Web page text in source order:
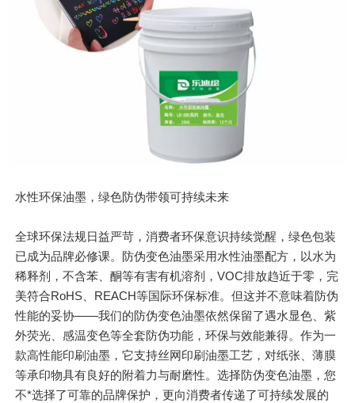
水性环保油墨，绿色防伪带领可持续未来
全球环保法规日益严苛，消费者环保意识持续觉醒，绿色包装
已成为品牌必修课。防伪变色油墨采用水性油墨配方，以水为
稀释剂，不含苯、酮等有害有机溶剂，VOC排放趋近于零，完
美符合RoHS、REACH等国际环保标准。但这并不意味着防伪
性能的妥协——我们的防伪变色油墨依然保留了遇水显色、紫
外荧光、感温变色等全套防伪功能，环保与效能兼得。作为一
款高性能印刷油墨，它支持丝网印刷油墨工艺，对纸张、薄膜
等承印物具有良好的附着力与耐磨性。选择防伪变色油墨，您
不*选择了可靠的品牌保护，更向消费者传递了可持续发展的